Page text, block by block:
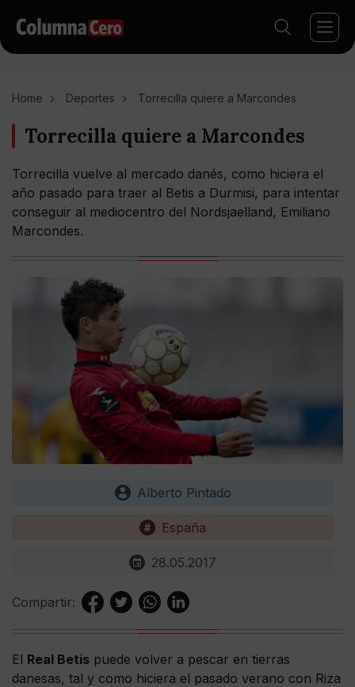
Home Deportes Torrecilla quiere a Marcondes
Torrecilla quiere a Marcondes
Torrecilla vuelve al mercado danés, como hiciera el
año pasado para traer al Betis a Durmisi, para intentar
conseguir al mediocentro del Nordsjaelland, Emiliano
Marcondes.
Alberto Pintado
España
28.05.2017
Compartir:
El Real Betis puede volver a pescar en tierras
danesas, tal y como hiciera el pasado verano con Riza